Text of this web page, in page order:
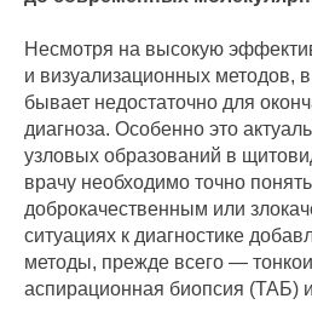
Несмотря на высокую
и визуализационных методов,
бывает недостаточно для
диагноза. Особенно это
узловых образований в
врачу необходимо точно
доброкачественным или
ситуациях к диагностике
методы, прежде всего —
аспирационная биопсия (ТАБ)